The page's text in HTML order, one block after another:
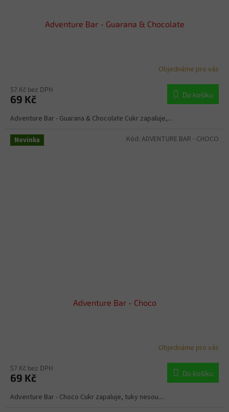
Adventure Bar - Guarana & Chocolate
Objednáme pro vás
57 Kč bez DPH
69 Kč Do košíku
Adventure Bar - Guarana & Chocolate Cukr zapaluje,...
Novinka
Adventure Bar - Choco
Objednáme pro vás
57 Kč bez DPH
69 Kč Do košíku
Adventure Bar - Choco Cukr zapaluje, tuky nesou....
Kód: ADVENTURE BAR - CHOCO